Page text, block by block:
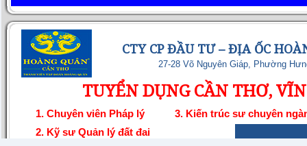
CTY CP ĐẦU TƯ – ĐỊA ỐC
27-28 Võ Nguyên Giáp, Phường
TUYỂN DỤNG CẦN THƠ,
1. Chuyên viên Pháp lý
3. Kiến trúc sư chuyên
2. Kỹ sư Quản lý đất đai